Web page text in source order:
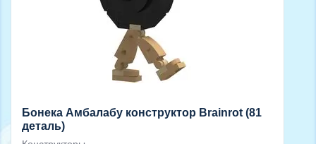
Бонека Амбалабу конструктор Brainrot (81
деталь)